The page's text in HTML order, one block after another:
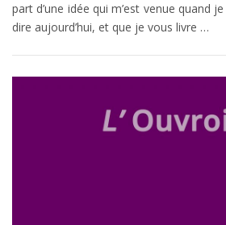
part d’une idée qui m’est venue quand
dire aujourd’hui, et que je vous livre …